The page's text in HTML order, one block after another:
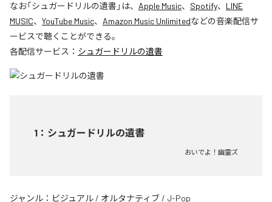
なお「シュガードリルの遺書 」は、 Apple Music、 Spotify、 LINE
MUSIC、 YouTube Music、 Amazon Music Unlimitedなどの音楽配信サ
ービスで聴くことができる。
各配信サービス： シュガードリルの遺書
1 ： シュガードリルの遺書
おいでよ！幽霊ズ
ジャンル： ビジュアル / オルタナティブ / J-Pop